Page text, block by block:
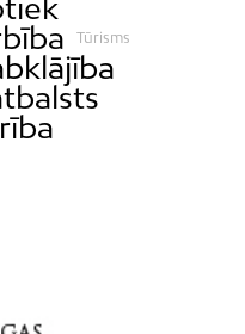
Tūrisms